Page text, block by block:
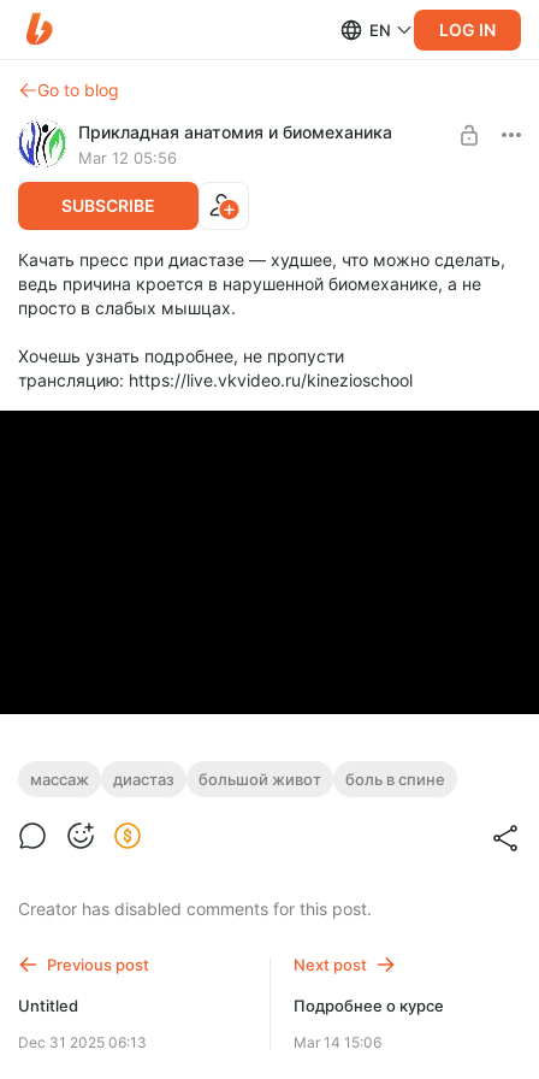
EN LOG IN
Go to blog
Прикладная анатомия и биомеханика
Mar 12 05:56
SUBSCRIBE
Качать пресс при диастазе — худшее, что можно сделать,
ведь причина кроется в нарушенной биомеханике, а не
просто в слабых мышцах.
Хочешь узнать подробнее, не пропусти
трансляцию: https://live.vkvideo.ru/kinezioschool
массаж диастаз большой живот боль в спине
Creator has disabled comments for this post.
Previous post
Untitled
Dec 31 2025 06:13
Next post
Подробнее о курсе
Mar 14 15:06